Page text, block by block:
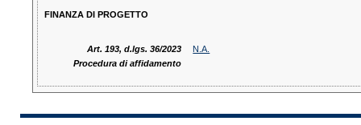
FINANZA DI PROGETTO
Art. 193, d.lgs. 36/2023
Procedura di affidamento
N.A.